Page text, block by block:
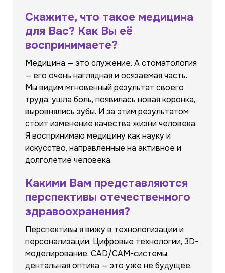
Скажите, что такое медицина
для Вас? Как Вы её
воспринимаете?
Медицина — это служение. А стоматология
— его очень наглядная и осязаемая часть.
Мы видим мгновенный результат своего
труда: ушла боль, появилась новая коронка,
выровнялись зубы. И за этим результатом
стоит изменение качества жизни человека.
Я воспринимаю медицину как науку и
искусство, направленные на активное и
долголетие человека.
Какими Вам представляются
перспективы отечественного
здравоохранения?
Перспективы я вижу в технологизации и
персонализации. Цифровые технологии, 3D-
моделирование, CAD/CAM-системы,
дентальная оптика — это уже не будущее,